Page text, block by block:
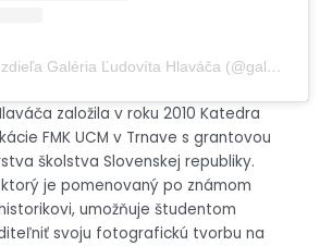
Príspevok, ktorý zdieľa Galéria Ľudovíta Hlaváča (@galerialudovitahlavaca)
založila v roku 2010 Katedra
FMK UCM v Trnave s grantovou
školstva Slovenskej republiky.
je pomenovaný po známom
umožňuje študentom
svoju fotografickú tvorbu na